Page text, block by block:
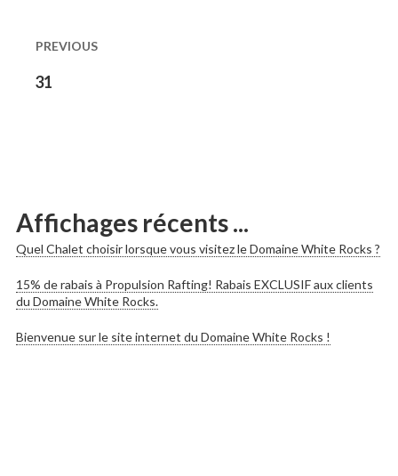
dans
les
PREVIOUS
Previous
31
Affichages récents ...
Quel Chalet choisir lorsque vous visitez le Domaine White Rocks ?
15% de rabais à Propulsion Rafting! Rabais EXCLUSIF aux clients
du Domaine White Rocks.
Bienvenue sur le site internet du Domaine White Rocks !